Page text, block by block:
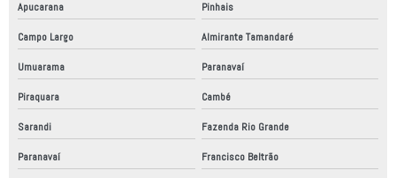
Apucarana Pinhais
Campo Largo Almirante Tamandaré
Umuarama Paranavaí
Piraquara Cambé
Sarandi Fazenda Rio Grande
Paranavaí Francisco Beltrão